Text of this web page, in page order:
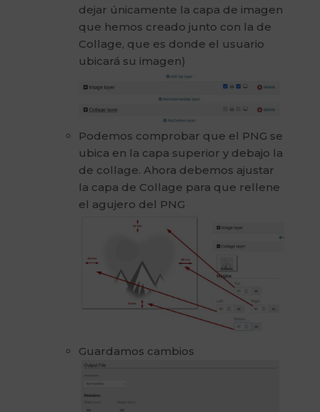
dejar únicamente la capa de imagen
que hemos creado junto con la de
Collage, que es donde el usuario
ubicará su imagen)
Podemos comprobar que el PNG se
ubica en la capa superior y debajo la
de collage. Ahora debemos ajustar
la capa de Collage para que rellene
el agujero del PNG
Guardamos cambios